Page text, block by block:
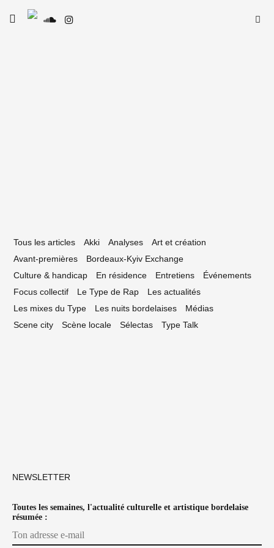
Skip
toggle
Tous les articles Akki Analyses
Art et création
Avant-premières
Bordeaux-Kyiv Exchange
Culture & handicap
En résidence Entretiens
Événements
Focus collectif
Le Type de Rap
Les actualités
Les mixes du Type
Les nuits bordelaises
Médias
Scene city
Scène locale Sélectas Type Talk
NEWSLETTER
Toutes les semaines, l'actualité culturelle et artistique bordelaise
résumée :